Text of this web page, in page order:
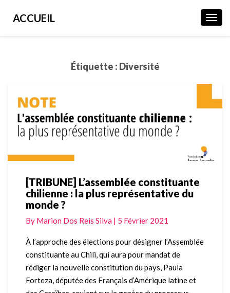
ACCUEIL
Étiquette : Diversité
[TRIBUNE]
L’assemblée
constituante
:
la
représentative
du
monde
[TRIBUNE] L’assemblée constituante
chilienne : la plus représentative du
monde ?
By Marion Dos Reis Silva | 5 Février 2021
À l’approche des élections pour désigner l’Assemblée
constituante au Chili, qui aura pour mandat de
rédiger la nouvelle constitution du pays, Paula
Forteza, députée des Français d’Amérique latine et